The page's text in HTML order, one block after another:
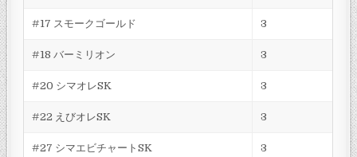
#17 スモークゴールド 3
#18 バーミリオン 3
#20 シマオレSK 3
#22 えびオレSK 3
#27 シマエビチャートSK 3